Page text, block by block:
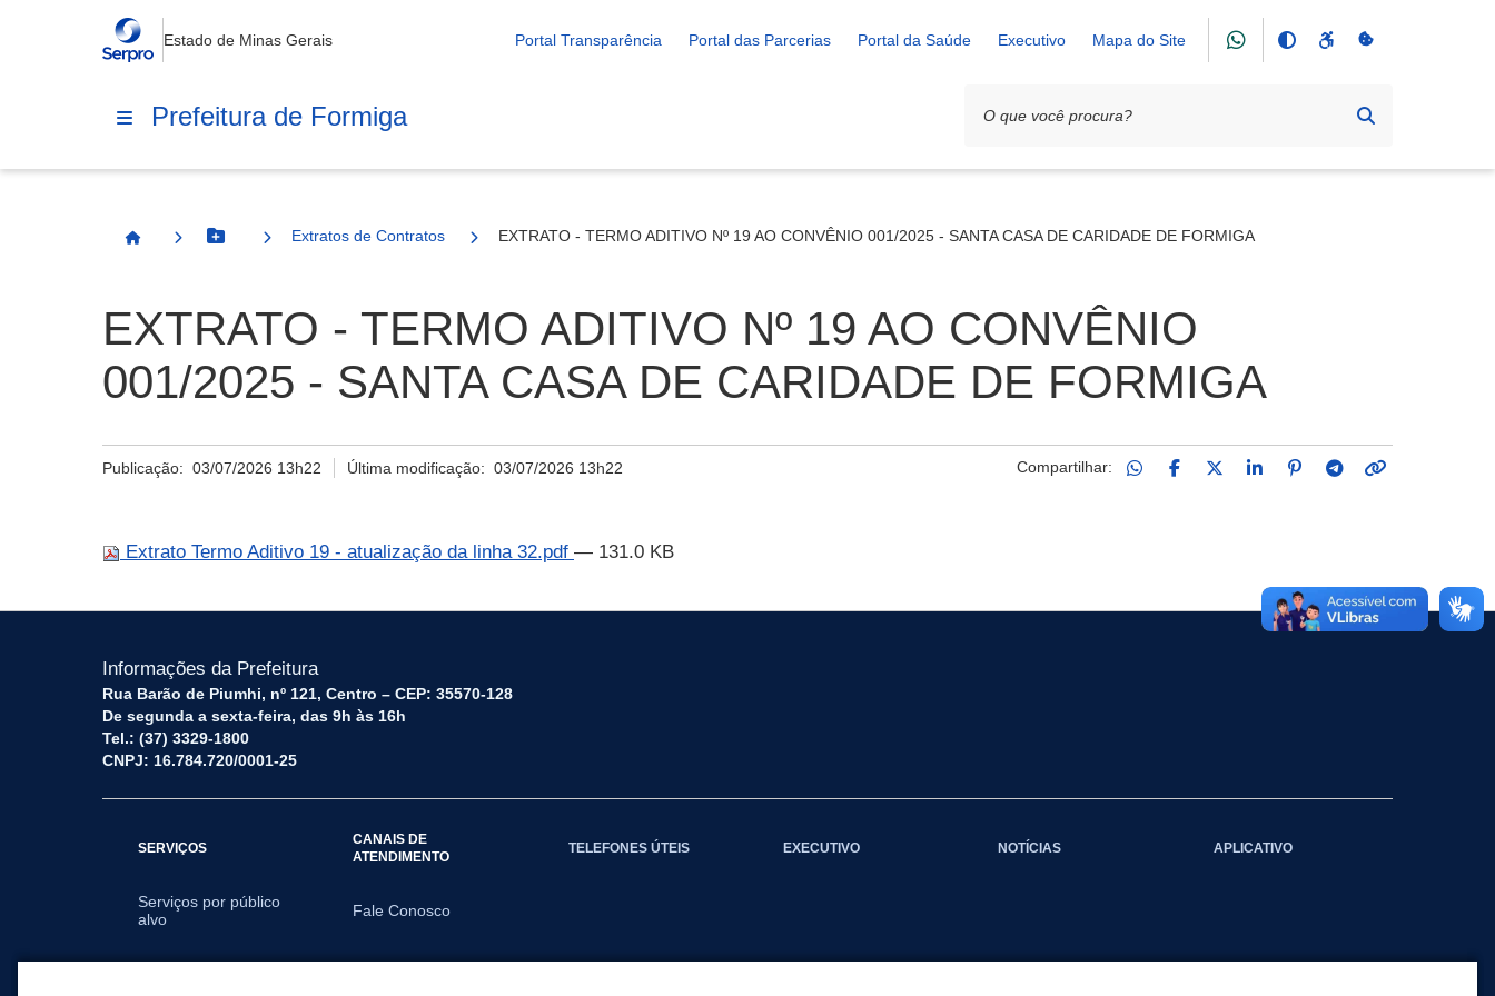
Estado de Minas Gerais Portal Transparência Portal das Parcerias Portal da Saúde Executivo Mapa do Site
Prefeitura de Formiga
Página InicialBotão Menu
Extratos de Contratos EXTRATO - TERMO ADITIVO Nº 19 AO CONVÊNIO 001/2025 - SANTA CASA DE CARIDADE DE FORMIGA
EXTRATO - TERMO ADITIVO Nº 19 AO CONVÊNIO
001/2025 - SANTA CASA DE CARIDADE DE FORMIGA
Publicação: 03/07/2026 13h22 Última modificação:03/07/2026 13h22 Compartilhar:
Extrato Termo Aditivo 19 - atualização da linha 32.pdf — 131.0 KB
Informações da Prefeitura
Rua Barão de Piumhi, nº 121, Centro – CEP: 35570-128
De segunda a sexta-feira, das 9h às 16h
Tel.: (37) 3329-1800
CNPJ: 16.784.720/0001-25
SERVIÇOS
Serviços por público
alvo
CANAIS DE
ATENDIMENTO
Fale Conosco
TELEFONES ÚTEIS EXECUTIVO NOTÍCIAS APLICATIVO